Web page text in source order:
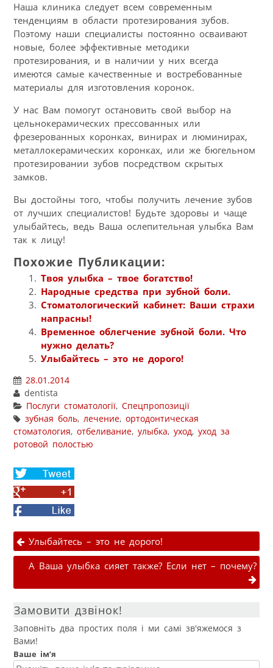
Наша клиника следует всем современным
тенденциям в области протезирования зубов.
Поэтому наши специалисты постоянно осваивают
новые, более эффективные методики
протезирования, и в наличии у них всегда
имеются самые качественные и востребованные
материалы для изготовления коронок.
У нас Вам помогут остановить свой выбор на
цельнокерамических прессованных или
фрезерованных коронках, винирах и люминирах,
металлокерамических коронках, или же бюгельном
протезировании зубов посредством скрытых
замков.
Вы достойны того, чтобы получить лечение зубов
от лучших специалистов! Будьте здоровы и чаще
улыбайтесь, ведь Ваша ослепительная улыбка Вам
так к лицу!
Похожие Публикации:
Твоя улыбка – твое богатство!
Народные средства при зубной боли.
Стоматологический кабинет: Ваши страхи
напрасны!
Временное облегчение зубной боли. Что
нужно делать?
Улыбайтесь – это не дорого!
28.01.2014
dentista
Послуги стоматології,Спецпропозиції
зубная боль,лечение,ортодонтическая
стоматология,отбеливание,улыбка,уход,уход за
ротовой полостью
Share
on
Twitter
Share
on
Google+
Facebook
Навігація публікаціями
Улыбайтесь – это не дорого!
А Ваша улыбка сияет также? Если нет – почему?
Замовити дзвінок!
Заповніть два простих поля і ми самі зв'яжемося з
Вами!
Ваше ім’я